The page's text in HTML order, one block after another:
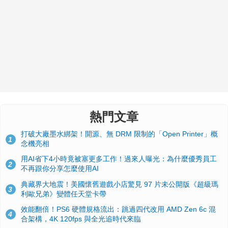
熱門文章
1
打破大廠墨水綁架！開源、無 DRM 限制的「Open Printer」概
念機亮相
2
用AI省下4小時竟被塞更多工作！過來人曝光：為什麼優秀員工
不再跟你分享怎麼使用AI
3
典藏界大地震！美國懷舊遊戲小店驚見 97 片未公開版《超級瑪
利歐兄弟》變體任天堂卡帶
4
效能翻倍！PS6 硬體規格流出：跳過四代改用 AMD Zen 6c 混
合架構，4K 120fps 與全光追時代來臨